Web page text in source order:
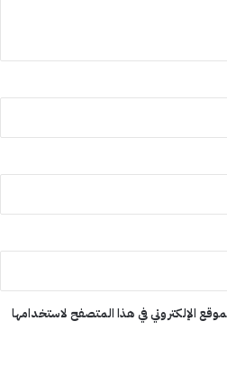
الإلكتروني في هذا المتصفح لاستخدامها